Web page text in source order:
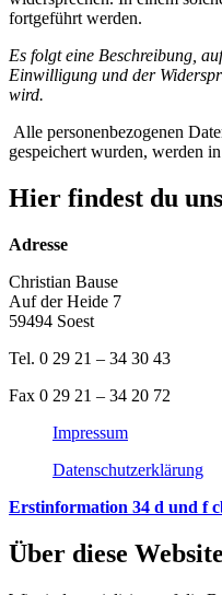
fortgeführt werden.
Es folgt eine Beschreibung,
Einwilligung und der
wird.
Alle personenbezogenen
gespeichert wurden, werden
Hier findest du uns
Adresse
Christian Bause
Auf der Heide 7
59494 Soest
Tel. 0 29 21 – 34 30 43
Fax 0 29 21 – 34 20 72
Impressum
Datenschutzerklärung
Erstinformation 34 d und f
Über diese Website